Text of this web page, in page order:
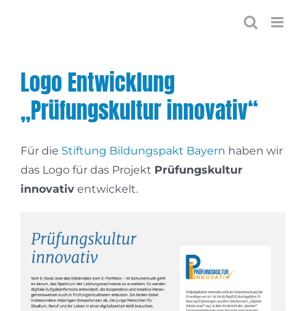
Logo Entwicklung
„Prüfungskultur innovativ“
Für die Stiftung Bildungspakt Bayern haben wir
das Logo für das Projekt Prüfungskultur
innovativ entwickelt.